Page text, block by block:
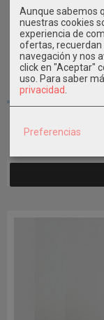
Aunque sabemos
nuestras cookies
experiencia de
ofertas,
navegación y nos
click en "Aceptar"
uso. Para saber
privacidad
Preferencias